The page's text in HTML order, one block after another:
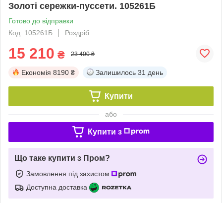
Золоті сережки-пуссети. 105261Б
Готово до відправки
Код: 105261Б
Роздріб
15 210 ₴ 23 400 ₴
Економія 8190 ₴ Залишилось 31 день
Купити
або
Купити з
Що таке купити з Пром?
Замовлення під захистом
Доступна доставка